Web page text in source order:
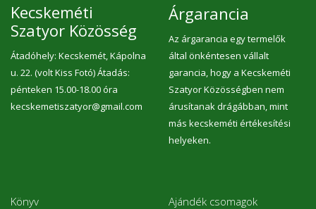
Kecskeméti
Szatyor Közösség
Átadóhely: Kecskemét, Kápolna
u. 22. (volt Kiss Fotó) Átadás:
pénteken 15.00-18.00 óra
kecskemetiszatyor@gmail.com
Árgarancia
Az árgarancia egy termelők
által önkéntesen vállalt
garancia, hogy a Kecskeméti
Szatyor Közösségben nem
árusítanak drágábban, mint
más kecskeméti értékesítési
helyeken.
Könyv
Ajándék csomagok